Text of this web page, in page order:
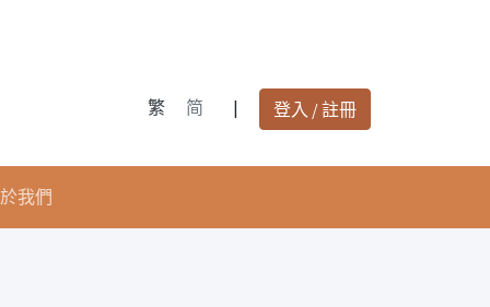
繁 简 | 登入 / 註冊
我們